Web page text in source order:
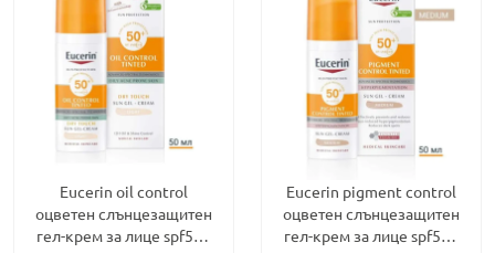
Eucerin oil control
оцветен слънцезащитен
гел-крем за лице spf50+
Eucerin pigment control
оцветен слънцезащитен
гел-крем за лице spf50+